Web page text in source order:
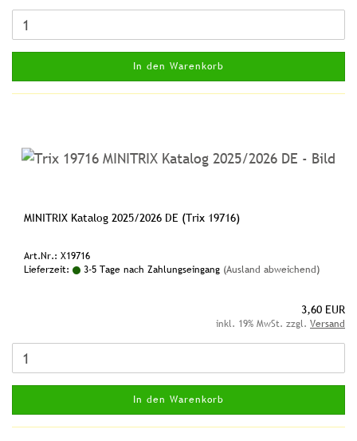
In den Warenkorb
MINITRIX Katalog 2025/2026 DE (Trix 19716)
Art.Nr.: X19716
Lieferzeit:
3-5 Tage nach Zahlungseingang (Ausland abweichend)
3,60 EUR
inkl. 19% MwSt. zzgl. Versand
In den Warenkorb